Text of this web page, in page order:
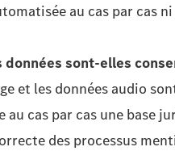
au cas par cas
données sont-elles
et les données audio
au cas par cas une
des processus